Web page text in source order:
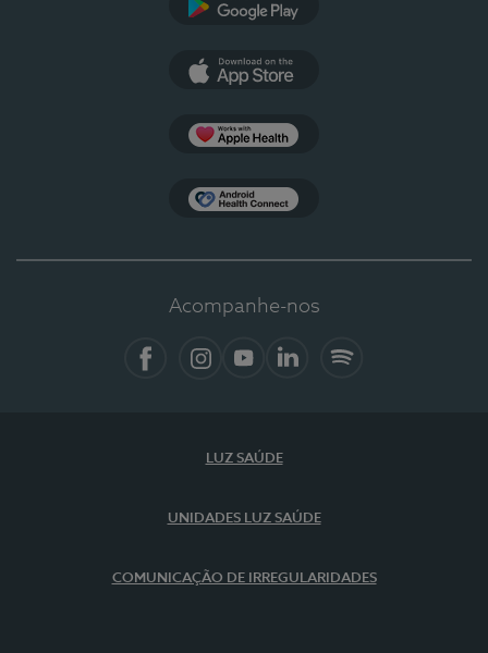
Acompanhe-nos
LUZ SAÚDE
UNIDADES LUZ SAÚDE
COMUNICAÇÃO DE IRREGULARIDADES